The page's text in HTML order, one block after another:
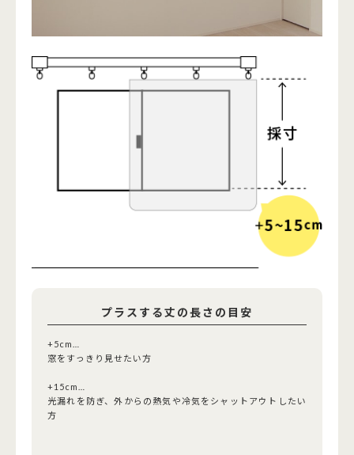
プラスする丈の長さの目安
+5cm…
窓をすっきり見せたい方
+15cm…
光漏れを防ぎ、外からの熱気や冷気をシャットアウトしたい
方